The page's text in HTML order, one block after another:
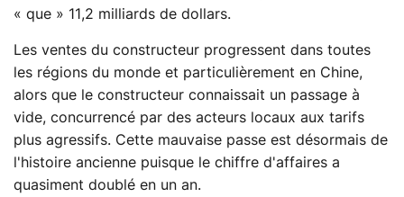
« que » 11,2 milliards de dollars.
Les ventes du constructeur progressent dans toutes
les régions du monde et particulièrement en Chine,
alors que le constructeur connaissait un passage à
vide, concurrencé par des acteurs locaux aux tarifs
plus agressifs. Cette mauvaise passe est désormais de
l'histoire ancienne puisque le chiffre d'affaires a
quasiment doublé en un an.